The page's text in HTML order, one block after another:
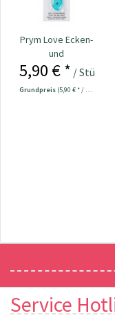
Prym Love Ecken-
und
Kantenformer Nr.
5,90 € * / Stück
Grundpreis (5,90 € * / 1 Stück)
Service